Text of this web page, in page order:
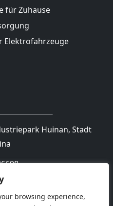
browsing experience,
für Zuhause
Elektrofahrzeuge
Huinan, Stadt